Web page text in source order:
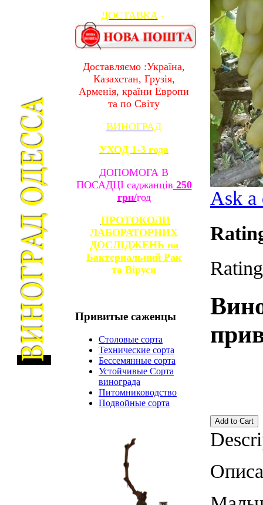
ДОСТАВКА-
Доставляємо :Україна,
Казахстан, Грузія,
Арменія, країни Европи
та по Світу
ВИНОГРАД
УХОД 1-3 года
ДОПОМОГА В
ПОСАДЦІ саджанців 250
грн/год
ПРОТОКОЛИ
ЛАБОРАТОРНИХ
ДОСЛІДЖЕНЬ на
Бактериальний Рак
та Віруси
Привитые саженцы
Столовые сорта
Технические сорта
Бессемянные сорта
Устойчивые Сорта
винограда
Питомниководство
Подвойные сорта
Ask a